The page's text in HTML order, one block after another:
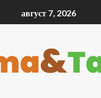
август 7, 2026